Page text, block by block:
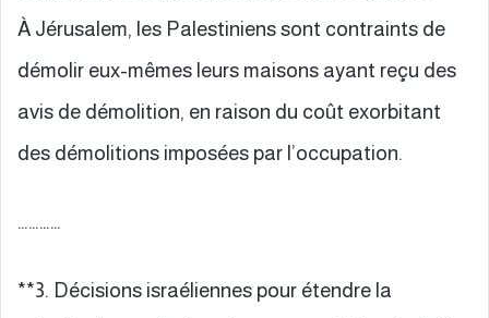
À Jérusalem, les Palestiniens sont contraints de
démolir eux-mêmes leurs maisons ayant reçu des
avis de démolition, en raison du coût exorbitant
des démolitions imposées par l’occupation.
…………
**3. Décisions israéliennes pour étendre la